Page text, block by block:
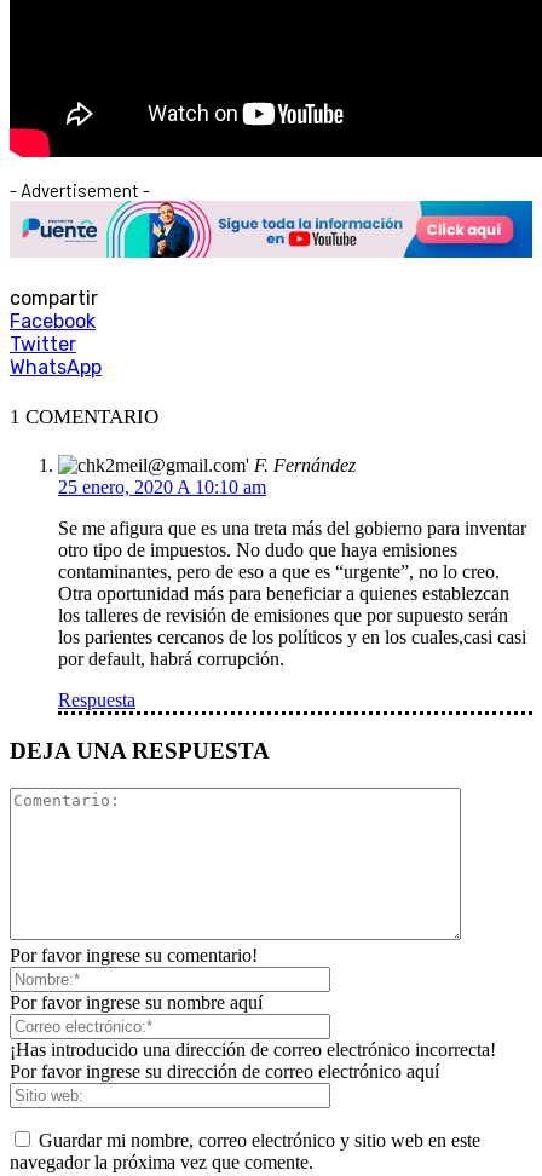
- Advertisement -
compartir
Facebook
Twitter
WhatsApp
1 COMENTARIO
F. Fernández
25 enero, 2020 A 10:10 am
Se me afigura que es una treta más del gobierno para inventar
otro tipo de impuestos. No dudo que haya emisiones
contaminantes, pero de eso a que es “urgente”, no lo creo.
Otra oportunidad más para beneficiar a quienes establezcan
los talleres de revisión de emisiones que por supuesto serán
los parientes cercanos de los políticos y en los cuales,casi casi
por default, habrá corrupción.
Respuesta
DEJA UNA RESPUESTA
Por favor ingrese su comentario!
Por favor ingrese su nombre aquí
¡Has introducido una dirección de correo electrónico incorrecta!
Por favor ingrese su dirección de correo electrónico aquí
Guardar mi nombre, correo electrónico y sitio web en este
navegador la próxima vez que comente.